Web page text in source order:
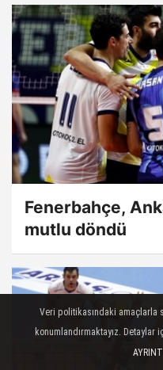
Fenerbahçe,
mutlu döndü
Veri politikasındaki amaçlarla
konumlandırmaktayız.